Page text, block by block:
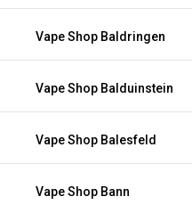
Vape Shop Baldringen
Vape Shop Balduinstein
Vape Shop Balesfeld
Vape Shop Bann